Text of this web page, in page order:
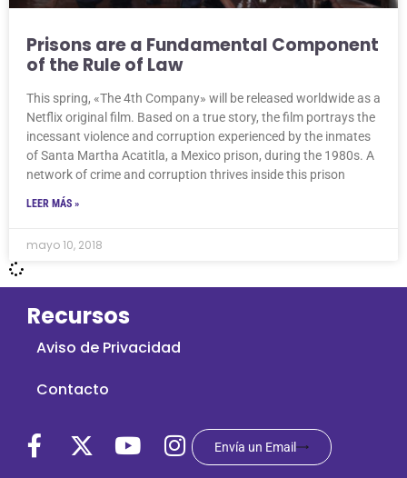
Prisons are a Fundamental Component
of the Rule of Law
This spring, «The 4th Company» will be released worldwide as a
Netflix original film. Based on a true story, the film portrays the
incessant violence and corruption experienced by the inmates
of Santa Martha Acatitla, a Mexico prison, during the 1980s. A
network of crime and corruption thrives inside this prison
LEER MÁS »
mayo 10, 2018
Recursos
Aviso de Privacidad
Contacto
Envía un Email